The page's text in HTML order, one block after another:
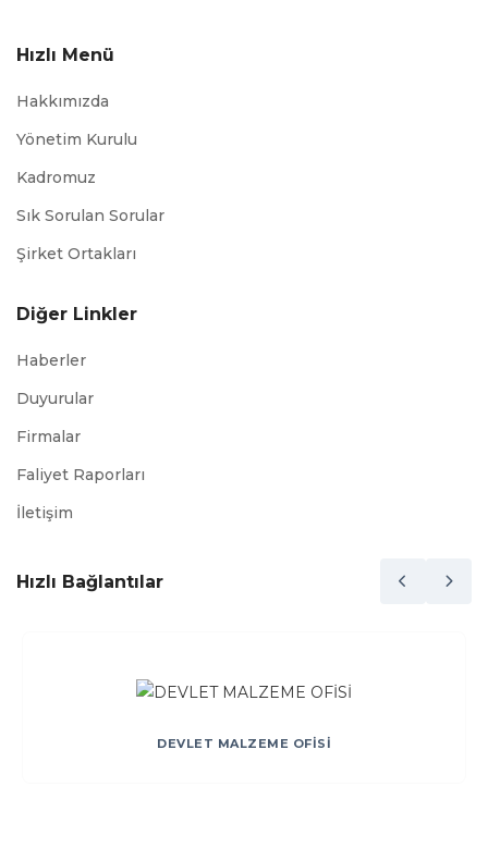
Hızlı Menü
Hakkımızda
Yönetim Kurulu
Kadromuz
Sık Sorulan Sorular
Şirket Ortakları
Diğer Linkler
Haberler
Duyurular
Firmalar
Faliyet Raporları
İletişim
Hızlı Bağlantılar
DEVLET MALZEME OFİSİ